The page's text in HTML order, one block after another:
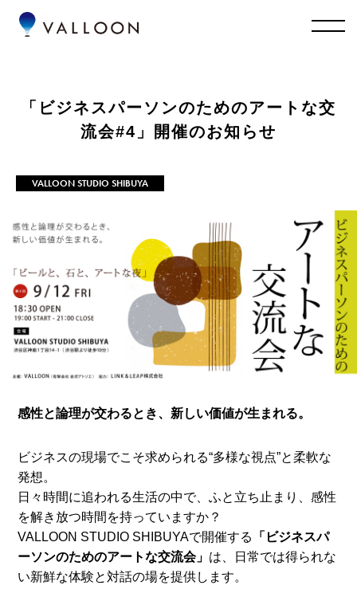
「ビジネスパーソンのためのアートな交
流会#4」開催のお知らせ
VALLOON STUDIO SHIBUYA
感性と論理が交わるとき、新しい価値が生まれる。
ビジネスの現場でこそ求められる“多様な視点”と柔軟な
発想。
日々時間に追われる生活の中で、ふと立ち止まり、感性
を解き放つ時間を持っていますか？
VALLOON STUDIO SHIBUYAで開催する
「ビジネスパ
ーソンのためのアートな交流会」 は、日常では得られな
い新鮮な体験と対話の場を提供します。